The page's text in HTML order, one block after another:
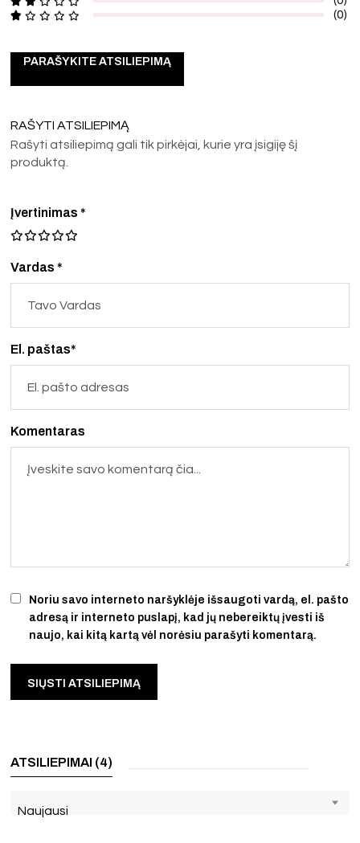
(0)
PARAŠYKITE ATSILIEPIMĄ
RAŠYTI ATSILIEPIMĄ
Rašyti atsiliepimą gali tik pirkėjai, kurie yra įsigiję šį
produktą.
Vardas *
El. paštas*
Noriu savo interneto naršyklėje išsaugoti vardą, el. pašto
adresą ir interneto puslapį, kad jų nebereiktų įvesti iš
naujo, kai kitą kartą vėl norėsiu parašyti komentarą.
Įvertinimas*
Komentaras
ATSILIEPIMAI (4)
Naujausi